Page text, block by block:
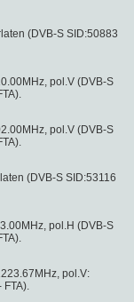
(DVB-S SID:50883
pol.V (DVB-S
pol.V (DVB-S
(DVB-S SID:53116
pol.H (DVB-S
pol.V:
FTA).